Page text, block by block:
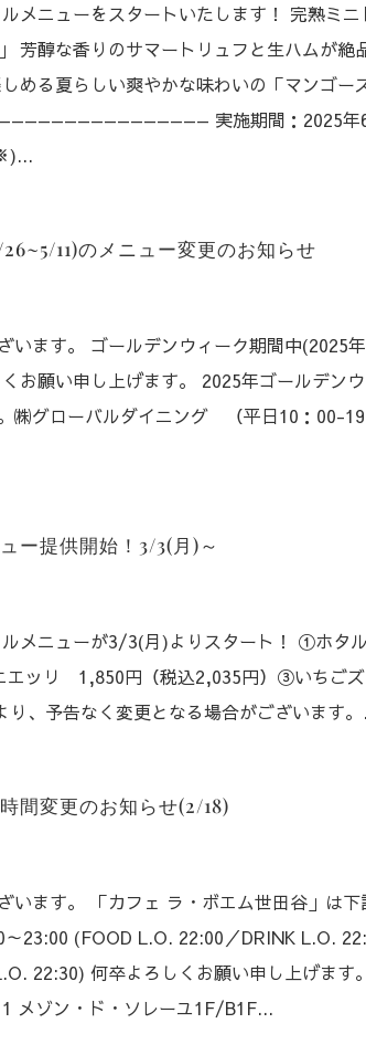
メニューをスタートいたします！ 完熟ミ
芳醇な香りのサマートリュフと生ハムが
める夏らしい爽やかな味わいの「マンゴー
実施期間：2025年6
11)のメニュー変更のお知らせ
います。 ゴールデンウィーク期間中(2025
お願い申し上げます。 2025年ゴールデン
。㈱グローバルダイニング （平日10：
ー提供開始！3/3(月)～
ルメニューが3/3(月)よりスタート！ ①ホ
エッリ 1,850円（税込2,035円）③いちご
、予告なく変更となる場合がございます
間変更のお知らせ(2/18)
います。 「カフェ ラ・ボエム世田谷」は
23:00 (FOOD L.O. 22:00／DRINK L.O.
22:30) 何卒よろしくお願い申し上げま
メゾン・ド・ソレーユ1F/B1F...